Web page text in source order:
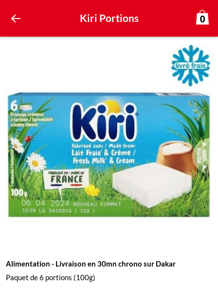
Kiri Portions 0
Alimentation - Livraison en 30mn chrono sur Dakar
Paquet de 6 portions (100g)